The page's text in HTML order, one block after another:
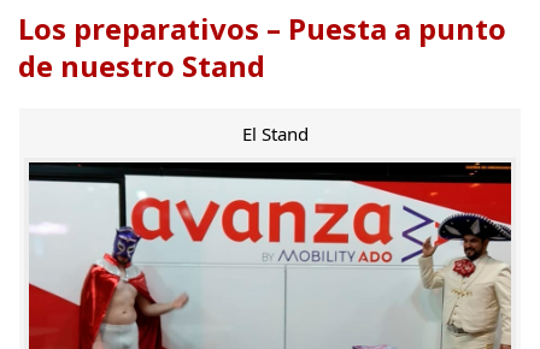
Los preparativos – Puesta a punto
de nuestro Stand
El Stand